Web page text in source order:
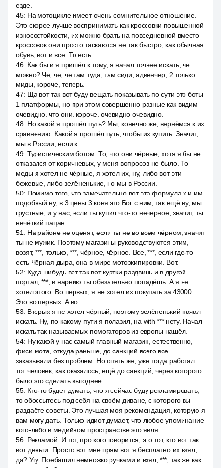
езде.
45: На мотоцикле имеет очень сомнительное отношение.
Это скорее лучше воспринимать как кроссовки повышенной
износостойкости, их можно брать на повседневной вместо
кроссовок они просто таскаются не так быстро, как обычная
обувь, вот и все. То есть
46: Как бы и я пришёл к тому, я начал точнее искать, че
можно? Че, че, че там туда, там сиди, адвенчер, 2 только
миды, короче, теперь.
47: Ща вот так вот буду вещать показывать по сути это боты
1 платформы, но при этом совершенно разные как видим
очевидно, что они, короче, очевидно очевидно.
48: Но какой я прошёл путь? Мы, конечно же, вернёмся к их
сравнению. Какой я прошёл путь, чтобы их купить. Значит,
мы в России, если к
49: Туристическим ботом. То, что они чёрные, хотя я бы не
отказался от коричневых, у меня вопросов не было. То
меды я хотел не чёрные, я хотел их, ну, либо вот эти
бежевые, либо зелёненькие, но мы в России.
50: Помимо того, что замечательно вот эта формула x и им
подобный ну, в 3 цены 3 коня это Бог с ним, так ещё ну, мы
грустные, и у нас, если ты купил что-то нечерное, значит, ты
нечёткий пацан.
51: На районе не оценят, если ты не во всем чёрном, значит
ты не мужик. Поэтому магазины руководствуются этим,
возят, ***, только, ***, чёрное, чёрное. Все, ***, если где-то
есть Чёрная дыра, она в мире мотоэкипировки. Вот.
52: Куда-нибудь вот так вот куртки раздвинь и в другой
портал, ***, в нарнию ты обязательно попадёшь. А я не
хотел этого. Во первых, я не хотел их покупать за 43000.
Это во первых. А во
53: Вторых я не хотел чёрный, поэтому зелёненький начал
искать. Ну, по какому пути я полазил, на with *** нету. Начал
искать так называемых помогаторов из европы нашёл.
54: Ну какой у нас самый главный магазин, естественно,
фиси мота, откуда раньше, до санкций всего все
заказывали без проблем. Но опять же, уже тогда работал
тот человек, как оказалось, ещё до санкций, через которого
было это сделать выгоднее.
55: Кто-то будет думать, что я сейчас буду рекламировать,
то обоссытесь под себя на своём диване, с которого вы
раздаёте советы. Это лучшая моя рекомендация, которую я
вам могу дать. Только идиот думает, что любое упоминание
кого-либо в медийном пространстве это явля.
56: Рекламой. И тот, про кого говорится, это тот, кто вот так
вот деньги. Просто вот мне прям вот я бесплатно их взял,
да? Угу. Поебашил немножко ручками и взял, ***, так же как